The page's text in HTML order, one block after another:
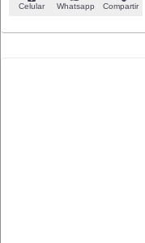
Celular Whatsapp Compartir